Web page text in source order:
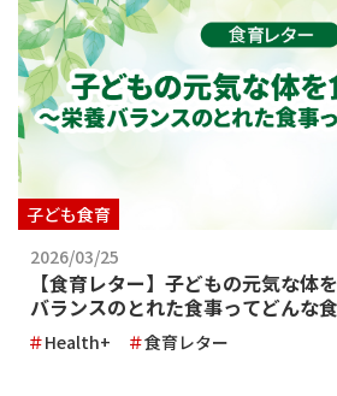
2026/03/25
【食育レター】子どもの元気な体
バランスのとれた食事ってどんな
Health+ 食育レター
子ども食育